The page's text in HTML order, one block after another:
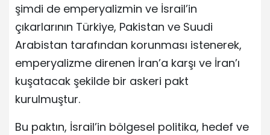
şimdi de emperyalizmin ve İsrail’in
çıkarlarının Türkiye, Pakistan ve Suudi
Arabistan tarafından korunması istenerek,
emperyalizme direnen İran’a karşı ve İran’ı
kuşatacak şekilde bir askeri pakt
kurulmuştur.
Bu paktın, İsrail’in bölgesel politika, hedef ve